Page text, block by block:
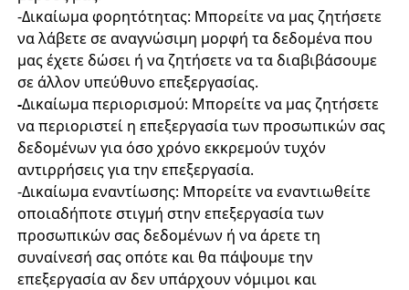
-Δικαίωμα φορητότητας: Μπορείτε να μας ζητήσετε
να λάβετε σε αναγνώσιμη μορφή τα δεδομένα που
μας έχετε δώσει ή να ζητήσετε να τα διαβιβάσουμε
σε άλλον υπεύθυνο επεξεργασίας.
-Δικαίωμα περιορισμού: Μπορείτε να μας ζητήσετε
να περιοριστεί η επεξεργασία των προσωπικών σας
δεδομένων για όσο χρόνο εκκρεμούν τυχόν
αντιρρήσεις για την επεξεργασία.
-Δικαίωμα εναντίωσης: Μπορείτε να εναντιωθείτε
οποιαδήποτε στιγμή στην επεξεργασία των
προσωπικών σας δεδομένων ή να άρετε τη
συναίνεσή σας οπότε και θα πάψουμε την
επεξεργασία αν δεν υπάρχουν νόμιμοι και